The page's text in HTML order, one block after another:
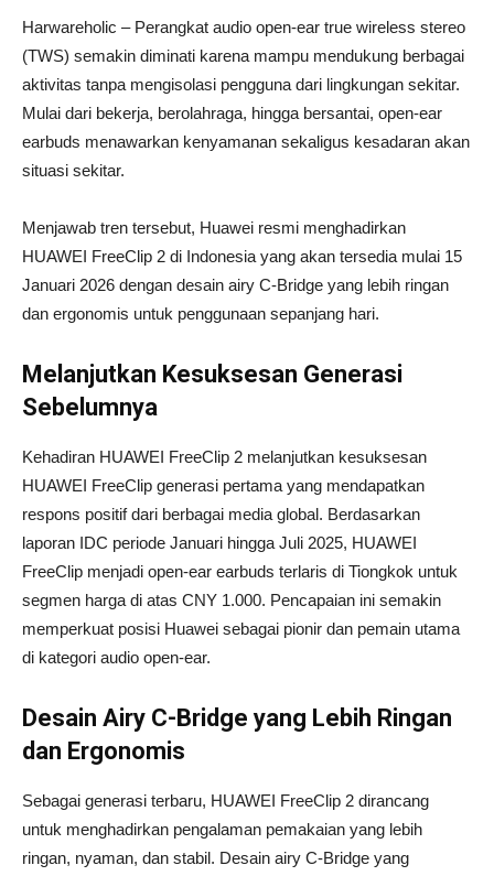
Harwareholic – Perangkat audio open-ear true wireless stereo
(TWS) semakin diminati karena mampu mendukung berbagai
aktivitas tanpa mengisolasi pengguna dari lingkungan sekitar.
Mulai dari bekerja, berolahraga, hingga bersantai, open-ear
earbuds menawarkan kenyamanan sekaligus kesadaran akan
situasi sekitar.
Menjawab tren tersebut, Huawei resmi menghadirkan
HUAWEI FreeClip 2 di Indonesia yang akan tersedia mulai 15
Januari 2026 dengan desain airy C-Bridge yang lebih ringan
dan ergonomis untuk penggunaan sepanjang hari.
Melanjutkan Kesuksesan Generasi
Sebelumnya
Kehadiran HUAWEI FreeClip 2 melanjutkan kesuksesan
HUAWEI FreeClip generasi pertama yang mendapatkan
respons positif dari berbagai media global. Berdasarkan
laporan IDC periode Januari hingga Juli 2025, HUAWEI
FreeClip menjadi open-ear earbuds terlaris di Tiongkok untuk
segmen harga di atas CNY 1.000. Pencapaian ini semakin
memperkuat posisi Huawei sebagai pionir dan pemain utama
di kategori audio open-ear.
Desain Airy C-Bridge yang Lebih Ringan
dan Ergonomis
Sebagai generasi terbaru, HUAWEI FreeClip 2 dirancang
untuk menghadirkan pengalaman pemakaian yang lebih
ringan, nyaman, dan stabil. Desain airy C-Bridge yang